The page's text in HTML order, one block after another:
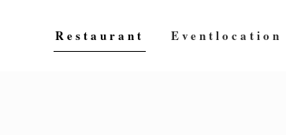
Restaurant Eventlocation